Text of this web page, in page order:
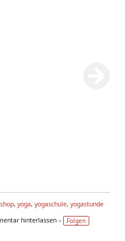
, yoga, yogaschule, yogastunde
hinterlassen –
Folgen